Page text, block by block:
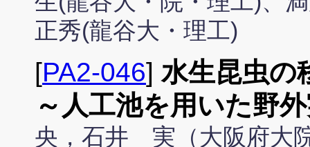
正秀(龍谷大・理工)
[PA2-046]水生昆虫
～人工池を用いた野
央，石井 実（大阪府大